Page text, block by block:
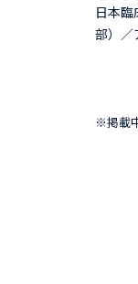
日本
部）／
※掲載